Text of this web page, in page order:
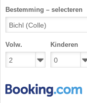
Bestemming – selecteren
Volw. Kinderen